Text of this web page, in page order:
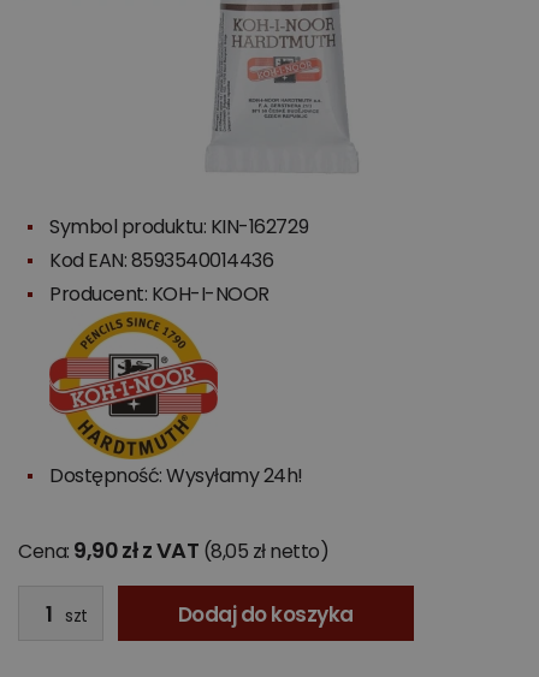
Symbol produktu: KIN-162729
Kod EAN: 8593540014436
Producent: KOH-I-NOOR
Dostępność: Wysyłamy 24h!
Cena: 9,90 zł z VAT (8,05 zł netto)
szt Dodaj do koszyka